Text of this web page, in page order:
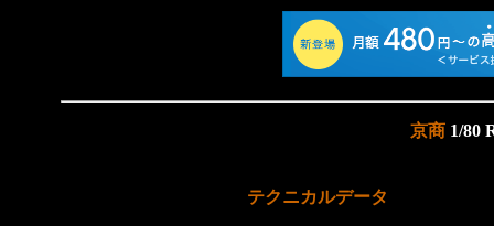
京商 1/80
テクニカルデータ